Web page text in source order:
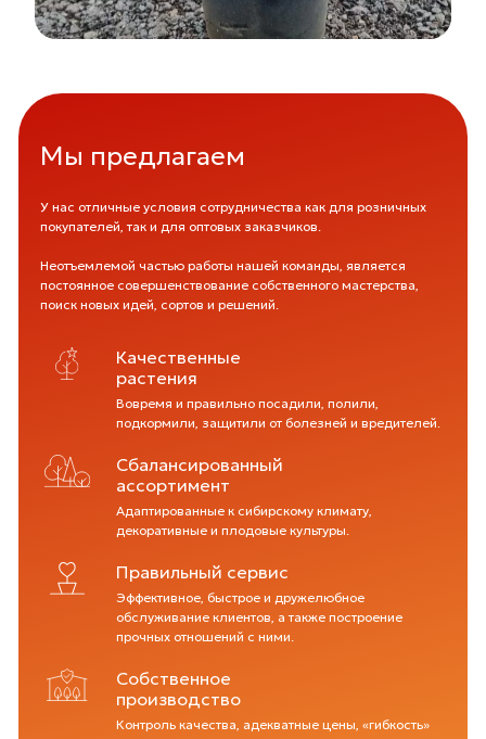
Акция: Японская спирея в подарок
с 1.06 до 30.06.2026 года.
Мы предлагаем
У нас отличные условия сотрудничества как для розничных
покупателей, так и для оптовых заказчиков.
Неотъемлемой частью работы нашей команды, является
постоянное совершенствование собственного мастерства,
поиск новых идей, сортов и решений.
Качественные
растения
Вовремя и правильно посадили, полили,
подкормили, защитили от болезней и вредителей.
Сбалансированный
ассортимент
Адаптированные к сибирскому климату,
декоративные и плодовые культуры.
Правильный сервис
Эффективное, быстрое и дружелюбное
обслуживание клиентов, а также построение
прочных отношений с ними.
Собственное
производство
Контроль качества, адекватные цены, «гибкость»